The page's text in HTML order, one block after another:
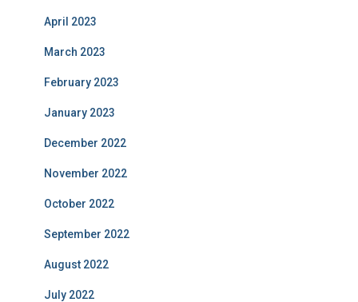
April 2023
March 2023
February 2023
January 2023
December 2022
November 2022
October 2022
September 2022
August 2022
July 2022